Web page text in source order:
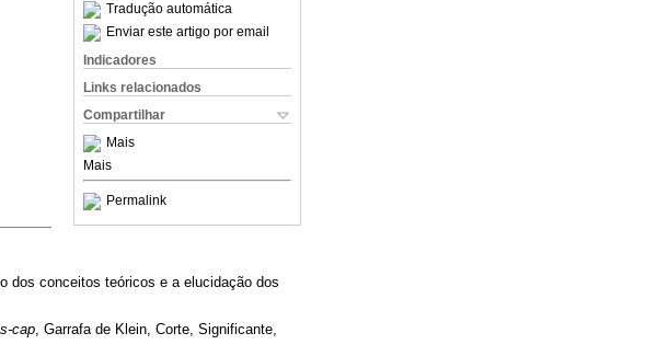
Tradução automática
Enviar este artigo por email
Indicadores
Links relacionados
Compartilhar
Mais
Mais
Permalink
dos conceitos teóricos e a elucidação dos
cap, Garrafa de Klein, Corte, Significante,